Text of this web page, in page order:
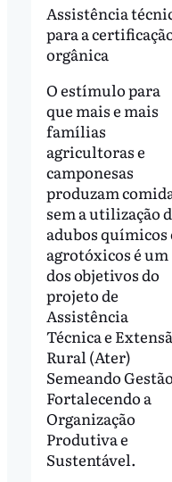
Assistência
para a
orgânica
O estímulo para
que mais e mais
famílias
agricultoras e
camponesas
produzam
sem a utilização
adubos químicos
agrotóxicos é um
dos objetivos do
projeto de
Assistência
Técnica e
Rural (Ater)
Semeando
Fortalecendo a
Organização
Produtiva e
Sustentável.